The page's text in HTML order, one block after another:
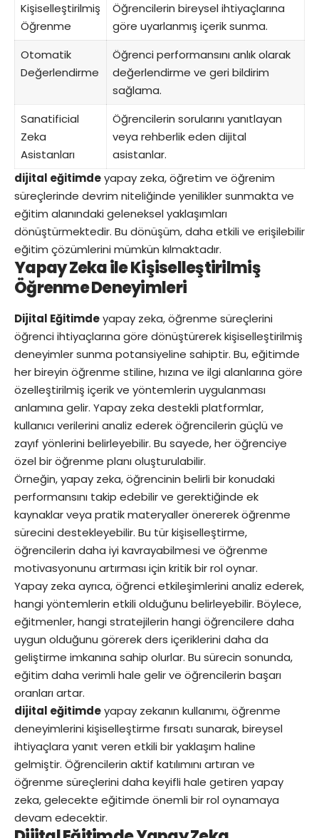
Kişiselleştirilmiş
Öğrenme
Öğrencilerin bireysel ihtiyaçlarına
göre uyarlanmış içerik sunma.
Otomatik
Değerlendirme
Öğrenci performansını anlık olarak
değerlendirme ve geri bildirim
sağlama.
Sanatificial
Zeka
Asistanları
Öğrencilerin sorularını yanıtlayan
veya rehberlik eden dijital
asistanlar.
dijital eğitimdeyapay zeka, öğretim ve öğrenim
süreçlerinde devrim niteliğinde yenilikler sunmakta ve
eğitim alanındaki geleneksel yaklaşımları
dönüştürmektedir. Bu dönüşüm, daha etkili ve erişilebilir
eğitim çözümlerini mümkün kılmaktadır.
Yapay Zeka ile Kişiselleştirilmiş
Öğrenme Deneyimleri
Dijital Eğitimdeyapay zeka, öğrenme süreçlerini
öğrenci ihtiyaçlarına göre dönüştürerek kişiselleştirilmiş
deneyimler sunma potansiyeline sahiptir. Bu, eğitimde
her bireyin öğrenme stiline, hızına ve ilgi alanlarına göre
özelleştirilmiş içerik ve yöntemlerin uygulanması
anlamına gelir. Yapay zeka destekli platformlar,
kullanıcı verilerini analiz ederek öğrencilerin güçlü ve
zayıf yönlerini belirleyebilir. Bu sayede, her öğrenciye
özel bir öğrenme planı oluşturulabilir.
Örneğin, yapay zeka, öğrencinin belirli bir konudaki
performansını takip edebilir ve gerektiğinde ek
kaynaklar veya pratik materyaller önererek öğrenme
sürecini destekleyebilir. Bu tür kişiselleştirme,
öğrencilerin daha iyi kavrayabilmesi ve öğrenme
motivasyonunu artırması için kritik bir rol oynar.
Yapay zeka ayrıca, öğrenci etkileşimlerini analiz ederek,
hangi yöntemlerin etkili olduğunu belirleyebilir. Böylece,
eğitmenler, hangi stratejilerin hangi öğrencilere daha
uygun olduğunu görerek ders içeriklerini daha da
geliştirme imkanına sahip olurlar. Bu sürecin sonunda,
eğitim daha verimli hale gelir ve öğrencilerin başarı
oranları artar.
dijital eğitimdeyapay zekanın kullanımı, öğrenme
deneyimlerini kişiselleştirme fırsatı sunarak, bireysel
ihtiyaçlara yanıt veren etkili bir yaklaşım haline
gelmiştir. Öğrencilerin aktif katılımını artıran ve
öğrenme süreçlerini daha keyifli hale getiren yapay
zeka, gelecekte eğitimde önemli bir rol oynamaya
devam edecektir.